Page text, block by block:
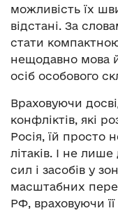
можливість їх
відстані. За
стати
нещодавно мова
осіб особового
Враховуючи
конфліктів, які
Росія, їй просто
літаків. І не
сил і засобів у
масштабних
РФ, враховуючи